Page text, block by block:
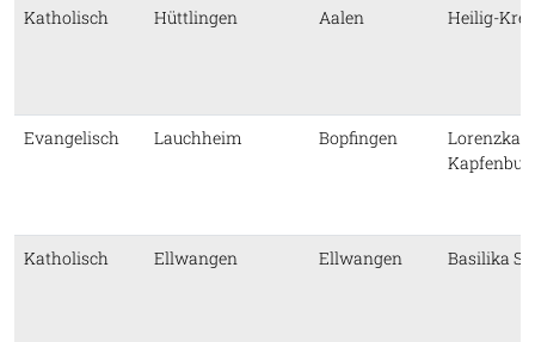
Katholisch Hüttlingen Aalen Heilig-
Evangelisch Lauchheim Bopfingen
Katholisch Ellwangen Ellwangen Basilika